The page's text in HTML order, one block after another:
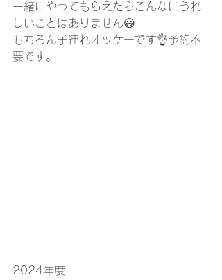
一緒にやってもらえたらこんなにうれ
しいことはありません😃
もちろん子連れオッケーです👌予約不
要です。
2024年度